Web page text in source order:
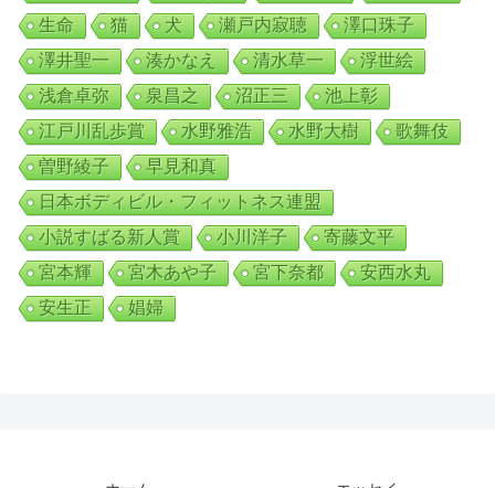
生命
猫 犬 瀬戸内寂聴
澤口珠子
澤井聖一
湊かなえ 清水草一
浮世絵
浅倉卓弥
泉昌之 沼正三
池上彰
江戸川乱歩賞
水野雅浩 水野大樹
歌舞伎
曽野綾子
早見和真
日本ボディビル・フィットネス連盟
小説すばる新人賞
小川洋子
寄藤文平
宮本輝
宮木あや子 宮下奈都
安西水丸
安生正
娼婦